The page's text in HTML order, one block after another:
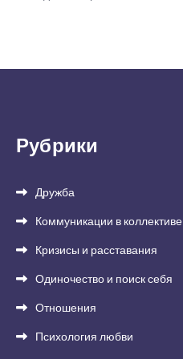
Рубрики
Дружба
Коммуникации в коллективе
Кризисы и расставания
Одиночество и поиск себя
Отношения
Психология любви